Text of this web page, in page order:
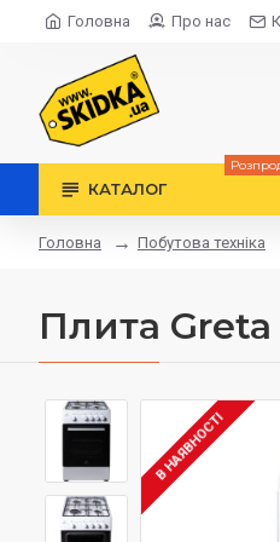
Головна Про нас
КАТАЛОГ
Головна Побутова техніка
Плита Greta
В НАЯВНОСТІ